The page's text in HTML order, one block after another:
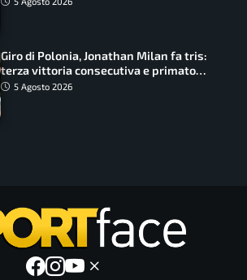
Giro di Polonia, Jonathan Milan fa tris:
terza vittoria consecutiva e primato
rafforzato
5 Agosto 2026